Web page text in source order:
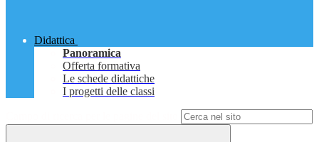
Didattica
Panoramica
Offerta formativa
Le schede didattiche
I progetti delle classi